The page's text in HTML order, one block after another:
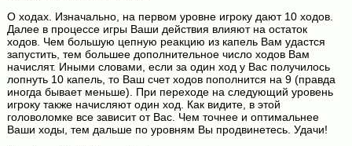
О ходах. Изначально, на первом уровне игроку дают 10 ходов.
Далее в процессе игры Ваши действия влияют на остаток
ходов. Чем большую цепную реакцию из капель Вам удастся
запустить, тем большее дополнительное число ходов Вам
начислят. Иными словами, если за один ход у Вас получилось
лопнуть 10 капель, то Ваш счет ходов пополнится на 9 (правда
иногда бывает меньше). При переходе на следующий уровень
игроку также начисляют один ход. Как видите, в этой
головоломке все зависит от Вас. Чем точнее и оптимальнее
Ваши ходы, тем дальше по уровням Вы продвинетесь. Удачи!